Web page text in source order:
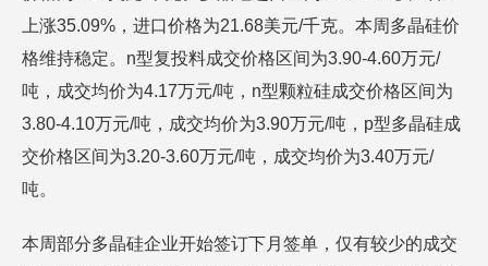
上涨35.09%，进口价格为21.68美元/千克。本周多晶硅价
格维持稳定。n型复投料成交价格区间为3.90-4.60万元/
吨，成交均价为4.17万元/吨，n型颗粒硅成交价格区间为
3.80-4.10万元/吨，成交均价为3.90万元/吨，p型多晶硅成
交价格区间为3.20-3.60万元/吨，成交均价为3.40万元/
吨。
本周部分多晶硅企业开始签订下月签单，仅有较少的成交